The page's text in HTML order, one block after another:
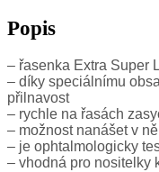
Popis
– řasenka Extra Super
– díky speciálnímu
přilnavost
– rychle na řasách
– možnost nanášet v
– je ophtalmologicky
– vhodná pro nositelky